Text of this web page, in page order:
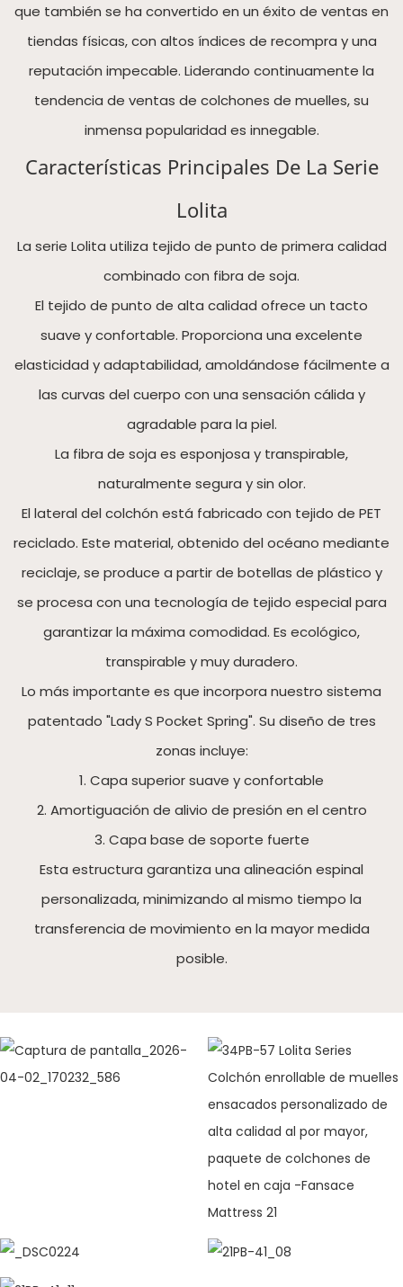
que también se ha convertido en un éxito de ventas en
tiendas físicas, con altos índices de recompra y una
reputación impecable. Liderando continuamente la
tendencia de ventas de colchones de muelles, su
inmensa popularidad es innegable.
Características Principales De La Serie
Lolita
La serie Lolita utiliza tejido de punto de primera calidad
combinado con fibra de soja.
El tejido de punto de alta calidad ofrece un tacto
suave y confortable. Proporciona una excelente
elasticidad y adaptabilidad, amoldándose fácilmente a
las curvas del cuerpo con una sensación cálida y
agradable para la piel.
La fibra de soja es esponjosa y transpirable,
naturalmente segura y sin olor.
El lateral del colchón está fabricado con tejido de PET
reciclado. Este material, obtenido del océano mediante
reciclaje, se produce a partir de botellas de plástico y
se procesa con una tecnología de tejido especial para
garantizar la máxima comodidad. Es ecológico,
transpirable y muy duradero.
Lo más importante es que incorpora nuestro sistema
patentado "Lady S Pocket Spring". Su diseño de tres
zonas incluye:
1. Capa superior suave y confortable
2. Amortiguación de alivio de presión en el centro
3. Capa base de soporte fuerte
Esta estructura garantiza una alineación espinal
personalizada, minimizando al mismo tiempo la
transferencia de movimiento en la mayor medida
posible.